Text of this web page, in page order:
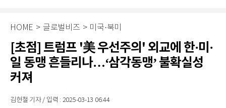
HOME > 글로벌비즈 > 미국·북미
[초점] 트럼프 '美 우선주의' 외교에 한·미·
일 동맹 흔들리나…‘삼각동맹’ 불확실성
커져
김현철 기자 / 입력 : 2025-03-13 06:44